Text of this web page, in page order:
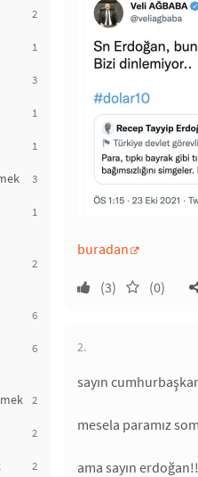
2
1
3
1
1
3
1
2
6
6
2
2
2
buradan
(3) (0)
2.
sayın
mesela paramız
ama sayın